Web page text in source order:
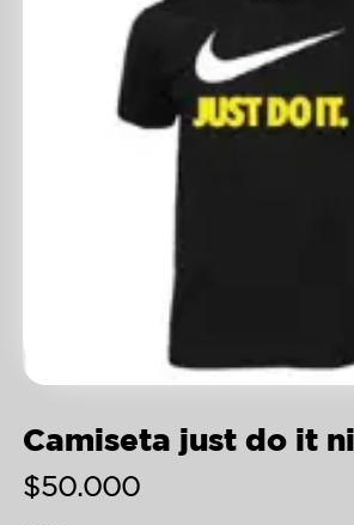
Camiseta just do it
$50.000